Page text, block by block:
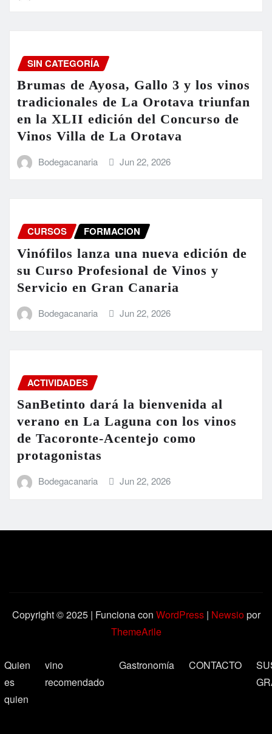
SIN CATEGORÍA
Brumas de Ayosa, Gallo 3 y los vinos
tradicionales de La Orotava triunfan
en la XLII edición del Concurso de
Vinos Villa de La Orotava
Bodegacanaria Jun 22, 2026
CURSOS FORMACION
Vinófilos lanza una nueva edición de
su Curso Profesional de Vinos y
Servicio en Gran Canaria
Bodegacanaria Jun 22, 2026
ACTIVIDADES
SanBetinto dará la bienvenida al
verano en La Laguna con los vinos
de Tacoronte-Acentejo como
protagonistas
Bodegacanaria Jun 22, 2026
Copyright © 2025 | Funciona con WordPress | Newsiopor
ThemeArile
Quien
es
quien
vino
recomendado
Gastronomía CONTACTO